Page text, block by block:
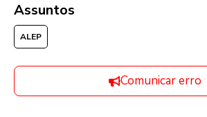
Assuntos
ALEP
Comunicar erro